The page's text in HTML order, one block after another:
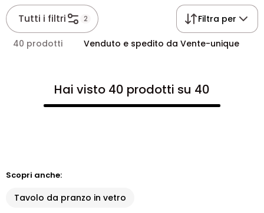
Tutti i filtri 2 Filtra per
40 prodotti Venduto e spedito da Vente-unique
Hai visto 40 prodotti su 40
Scopri anche:
Tavolo da pranzo in vetro